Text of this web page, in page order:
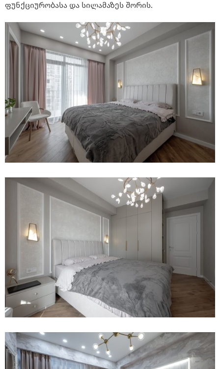
ფუნქციურობასა და სილამაზეს შორის.